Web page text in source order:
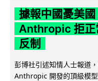
據報中國憂美
Anthropic 拒正
反制
彭博社引述知情人士報道
Anthropic 開發的頂級模